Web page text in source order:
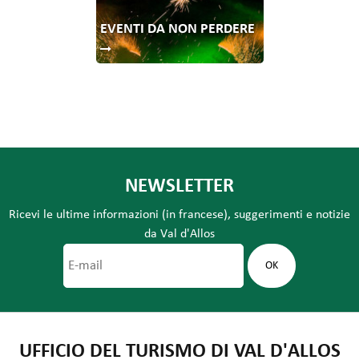
EVENTI DA NON PERDERE
NEWSLETTER
Ricevi le ultime informazioni (in francese), suggerimenti e notizie
da Val d'Allos
UFFICIO DEL TURISMO DI VAL D'ALLOS